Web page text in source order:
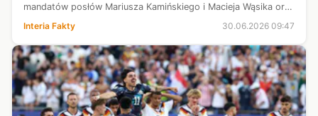
mandatów posłów Mariusza Kamińskiego i Macieja Wąsika oraz
niedopuszczeniem ich do prac Sejmu. Ponadto śledczy
umorzyli wątek podżegania marszał...
Interia Fakty 30.06.2026 09:47